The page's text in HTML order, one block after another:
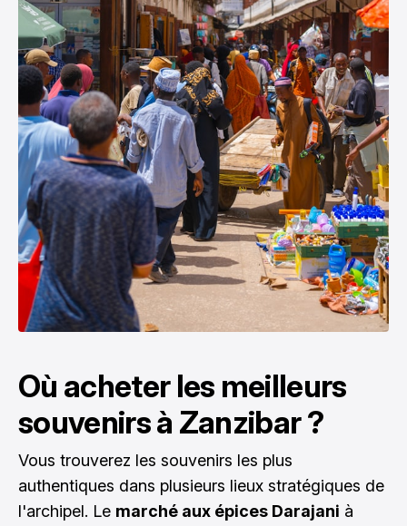
Où acheter les meilleurs
souvenirs à Zanzibar ?
Vous trouverez les souvenirs les plus
authentiques dans plusieurs lieux stratégiques de
l'archipel. Le marché aux épices Darajani à